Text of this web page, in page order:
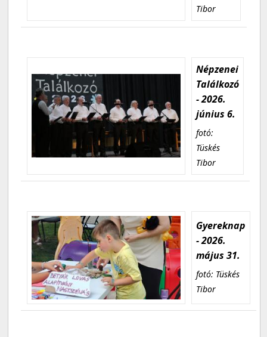
Tibor
Népzenei
Találkozó
- 2026.
június 6.
fotó:
Tüskés
Tibor
Gyereknap
- 2026.
május 31.
fotó: Tüskés
Tibor